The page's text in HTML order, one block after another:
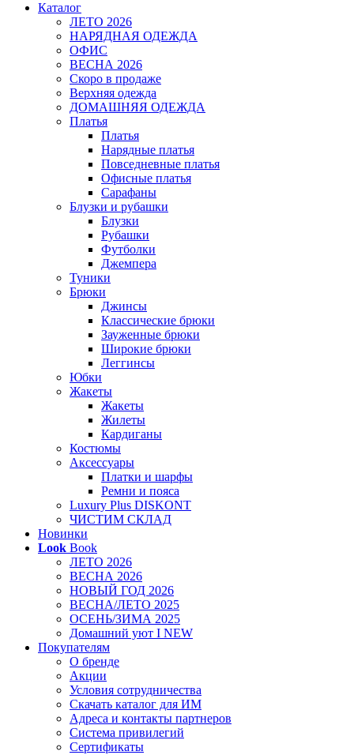
Каталог
ЛЕТО 2026
НАРЯДНАЯ ОДЕЖДА
ОФИС
ВЕСНА 2026
Скоро в продаже
Верхняя одежда
ДОМАШНЯЯ ОДЕЖДА
Платья
Платья
Нарядные платья
Повседневные платья
Офисные платья
Сарафаны
Блузки и рубашки
Блузки
Рубашки
Футболки
Джемпера
Туники
Брюки
Джинсы
Классические брюки
Зауженные брюки
Широкие брюки
Леггинсы
Юбки
Жакеты
Жакеты
Жилеты
Кардиганы
Костюмы
Аксессуары
Платки и шарфы
Ремни и пояса
Luxury Plus DISKONT
ЧИСТИМ СКЛАД
Новинки
Look Book
ЛЕТО 2026
ВЕСНА 2026
НОВЫЙ ГОД 2026
ВЕСНА/ЛЕТО 2025
ОСЕНЬ/ЗИМА 2025
Домашний уют I NEW
Покупателям
О бренде
Акции
Условия сотрудничества
Скачать каталог для ИМ
Адреса и контакты партнеров
Система привилегий
Сертификаты